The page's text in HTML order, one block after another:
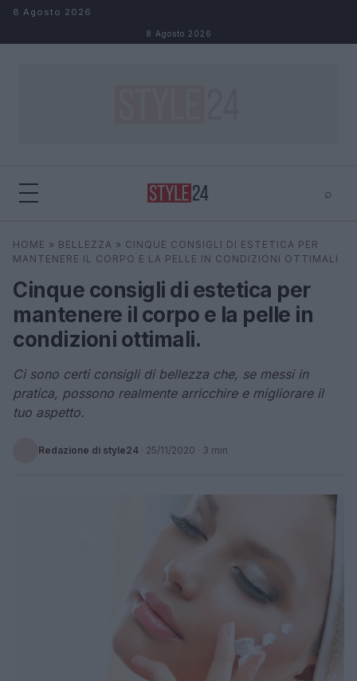
Salta al contenuto
8 Agosto 2026
8 Agosto 2026
⌕
Cerca ⌕
HOME » BELLEZZA » CINQUE CONSIGLI DI ESTETICA PER
MANTENERE IL CORPO E LA PELLE IN CONDIZIONI OTTIMALI
Cinque consigli di estetica per
mantenere il corpo e la pelle in
condizioni ottimali.
Ci sono certi consigli di bellezza che, se messi in
pratica, possono realmente arricchire e migliorare il
tuo aspetto.
Redazione di style24 · 25/11/2020 · 3 min